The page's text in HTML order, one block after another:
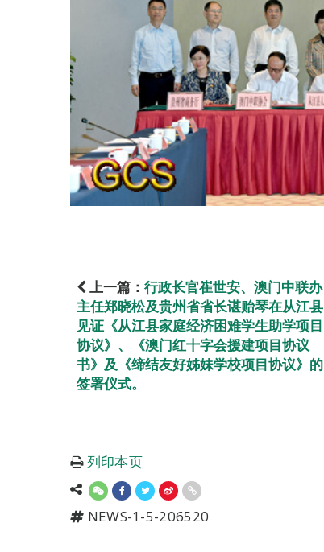
上一篇： 行政长官崔世安、澳门中联办
主任郑晓松及贵州省省长谌贻琴在从江县
见证《从江县家庭经济困难学生助学项目
协议》、《澳门红十字会援建项目协议
书》及《缔结友好姊妹学校项目协议》的
签署仪式。
列印本页
NEWS-1-5-206520